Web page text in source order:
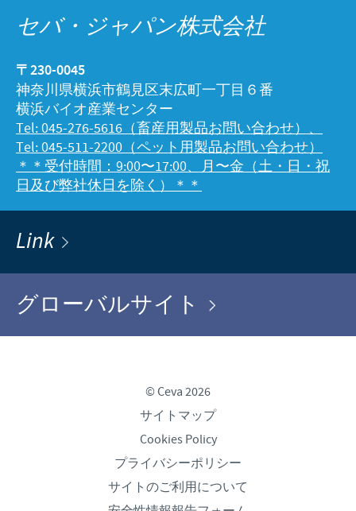
セバ・ジャパン株式会社
〒230-0045
神奈川県横浜市鶴見区末広町一丁目６番
横浜バイオ産業センター
Tel: 045-276-5616（畜産用製品お問い合わせ）、
Tel: 045-511-2200（ペット用製品お問い合わせ）
＊＊受付時間：9:00〜17:00、月〜金（土・日・祝
日及び弊社休日を除く）＊＊
Link
グローバルサイト
© Ceva 2026
サイトマップ
Cookies Policy
プライバシーポリシー
サイトのご利用について